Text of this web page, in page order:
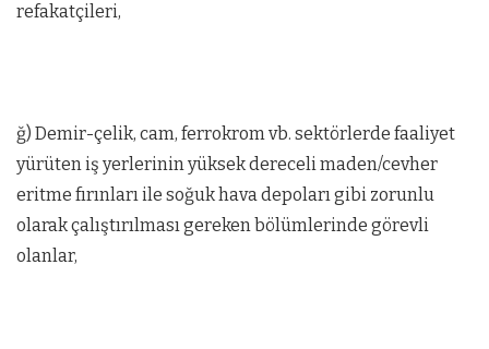
refakatçileri,
ğ) Demir-çelik, cam, ferrokrom vb. sektörlerde faaliyet
yürüten iş yerlerinin yüksek dereceli maden/cevher
eritme fırınları ile soğuk hava depoları gibi zorunlu
olarak çalıştırılması gereken bölümlerinde görevli
olanlar,